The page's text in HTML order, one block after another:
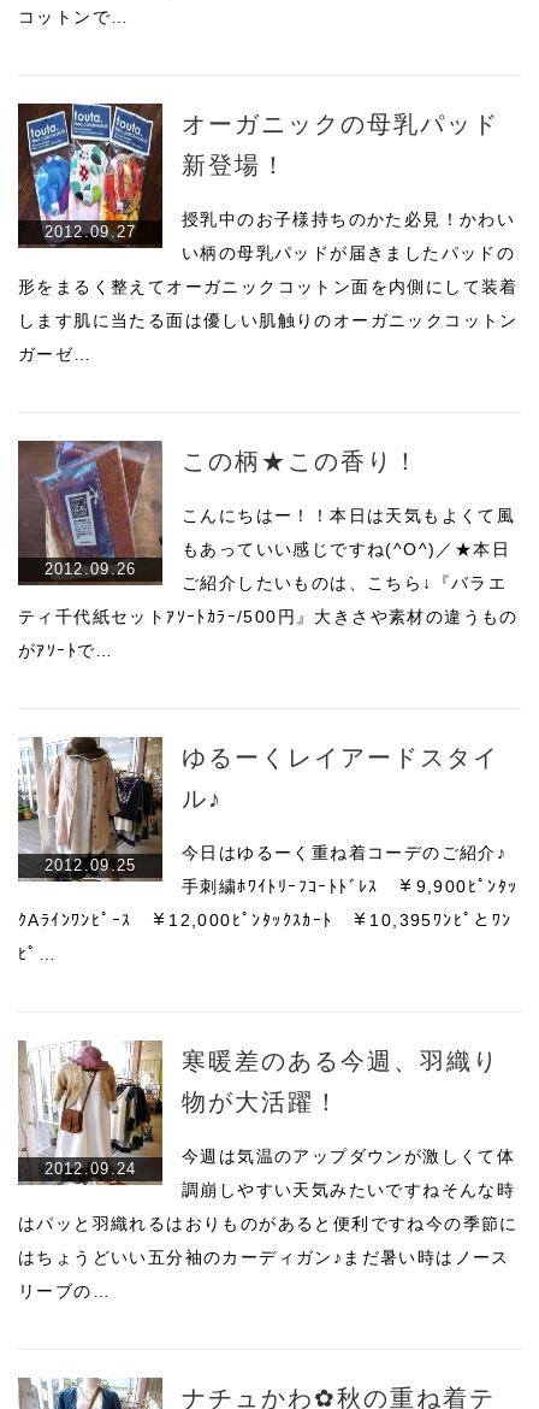
コットンで…
2012.09.27
オーガニックの母乳パッド
新登場！
授乳中のお子様持ちのかた必見！かわい
い柄の母乳パッドが届きましたパッドの
形をまるく整えてオーガニックコットン面を内側にして装着
します肌に当たる面は優しい肌触りのオーガニックコットン
ガーゼ…
2012.09.26
この柄★この香り！
こんにちはー！！本日は天気もよくて風
もあっていい感じですね(^O^)／★本日
ご紹介したいものは、こちら↓『バラエ
ティ千代紙セットｱｿｰﾄｶﾗｰ/500円』大きさや素材の違うもの
がｱｿｰﾄで…
2012.09.25
ゆるーくレイアードスタイ
ル♪
今日はゆるーく重ね着コーデのご紹介♪
手刺繍ﾎﾜｲﾄﾘｰﾌｺｰﾄﾄﾞﾚｽ ￥9,900ﾋﾟﾝﾀｯ
ｸAﾗｲﾝﾜﾝﾋﾟｰｽ ￥12,000ﾋﾟﾝﾀｯｸｽｶｰﾄ ￥10,395ﾜﾝﾋﾟとﾜﾝ
ﾋﾟ…
2012.09.24
寒暖差のある今週、羽織り
物が大活躍！
今週は気温のアップダウンが激しくて体
調崩しやすい天気みたいですねそんな時
はパッと羽織れるはおりものがあると便利ですね今の季節に
はちょうどいい五分袖のカーディガン♪まだ暑い時はノース
リーブの…
ナチュかわ✿秋の重ね着テ